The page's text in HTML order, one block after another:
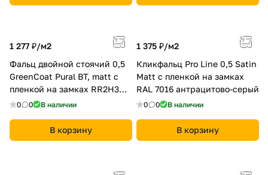
1 277 ₽/м2
Фальц двойной стоячий 0,5
GreenCoat Pural BT, matt с
пленкой на замках RR2Н3
(RAL 7016 антрацитово-
0 0 В наличии
В корзину
1 375 ₽/м2
Кликфальц Pro Line 0,5 Satin
Мatt с пленкой на замках
RAL 7016 антрацитово-серый
0 0 В наличии
В корзину